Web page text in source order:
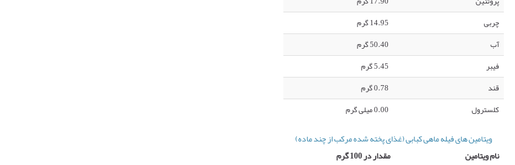
چربی
14.95 گرم
آب
50.40 گرم
فیبر
5.45 گرم
قند
0.78 گرم
کلسترول
0.00 میلی گرم
ویتامین های فیله ماهی کبابی (غذای پخته شده مرکب از چند ماده)
نام ویتامین
مقدار در 100 گرم